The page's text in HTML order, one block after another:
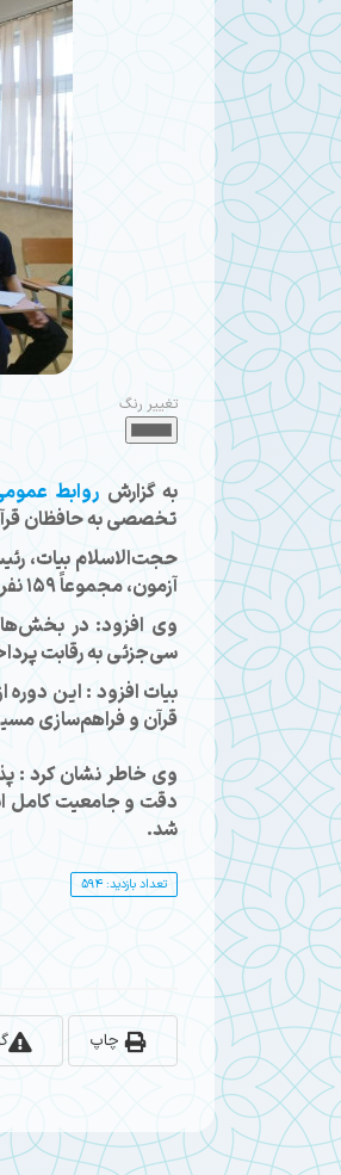
تغییر رنگ
به گزارش روابط
تخصصی به حافظان
حجت‌الاسلام بیات،
آزمون، مجموعاً ۱۵۹ نفر شرکت کردند که شامل ۱۰۱ بانوی حافظ و ۵۸ آقای حافظ بودند.
سی‌جزئی به رقابت
بیات افزود : این
قرآن و فراهم‌سازی
وی خاطر نشان کرد :
دقت و جامعیت کامل
شد.
تعداد بازدید: 594
چاپ